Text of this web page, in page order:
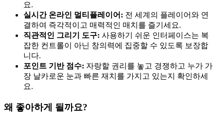
요.
실시간 온라인 멀티플레이어: 전 세계의 플레이어와 연
결하여 즉각적이고 매력적인 매치를 즐기세요.
직관적인 그리기 도구: 사용하기 쉬운 인터페이스는 복
잡한 컨트롤이 아닌 창의력에 집중할 수 있도록 보장합
니다.
포인트 기반 점수: 자랑할 권리를 놓고 경쟁하고 누가 가
장 날카로운 눈과 빠른 재치를 가지고 있는지 확인하세
요.
왜 좋아하게 될까요?